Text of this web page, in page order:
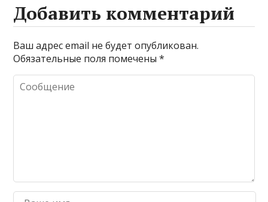
Добавить комментарий
Ваш адрес email не будет опубликован.
Обязательные поля помечены*